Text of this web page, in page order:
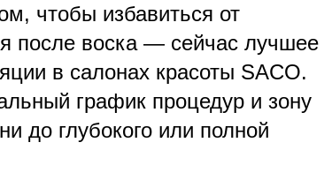
чтобы избавиться от
после воска — сейчас лучшее
в салонах красоты SACO.
график процедур и зону
до глубокого или полной